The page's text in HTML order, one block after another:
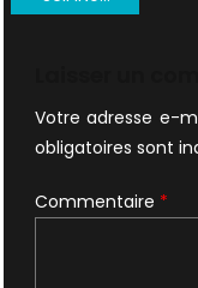
Votre adresse e-
obligatoires sont
Commentaire *